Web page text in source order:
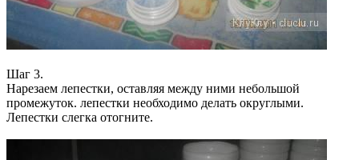
Шаг 3.
Нарезаем лепестки, оставляя между ними небольшой
промежуток. лепестки необходимо делать округлыми.
Лепестки слегка отогните.